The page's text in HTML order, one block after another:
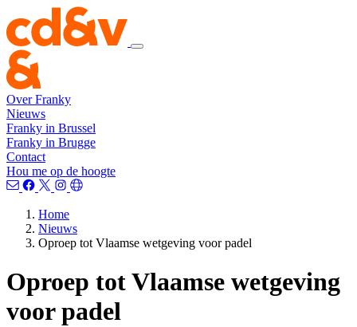
Over Franky
Nieuws
Franky in Brussel
Franky in Brugge
Contact
Hou me op de hoogte
Home
Nieuws
Oproep tot Vlaamse wetgeving voor padel
Oproep tot Vlaamse wetgeving
voor padel